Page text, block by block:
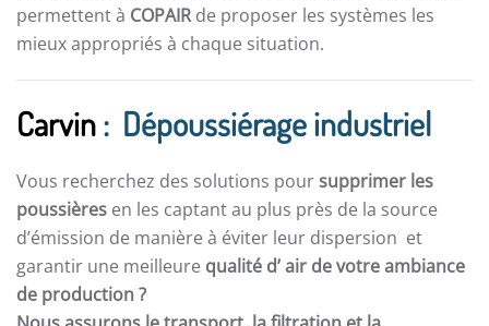
permettent à COPAIRde proposer les systèmes les
mieux appropriés à chaque situation.
Carvin: Dépoussiérage industriel
Vous recherchez des solutions poursupprimer les
poussières en les captant au plus près de la source
d’émission de manière à éviter leur dispersion et
garantir une meilleure qualité d’ air de votre ambiance
de production ?